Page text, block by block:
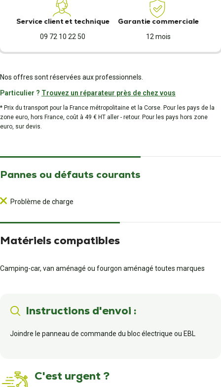
Service client et technique
09 72 10 22 50
Garantie commerciale
12 mois
Nos offres sont réservées aux professionnels.
Particulier ? Trouvez un réparateur près de chez vous
* Prix du transport pour la France métropolitaine et la Corse. Pour les pays de la
zone euro, hors France, coût à 49 € HT aller - retour. Pour les pays hors zone
euro, sur devis.
Pannes ou défauts courants
Problème de charge
Matériels compatibles
Camping-car, van aménagé ou fourgon aménagé toutes marques
Instructions d'envoi :
Joindre le panneau de commande du bloc électrique ou EBL
C'est urgent ?